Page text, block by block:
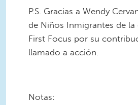
P.S. Gracias a Wendy
de Niños Inmigrantes de
First Focus por su
llamado a acción.
Notas: